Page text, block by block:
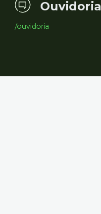
Ouvidoria
/ouvidoria